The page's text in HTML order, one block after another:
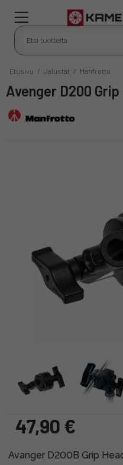
Etusivu / Jalustat / Manfrotto
Avenger D200
47,90 €
Avanger D200B Grip